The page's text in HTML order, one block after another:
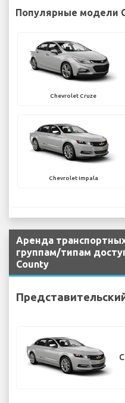
Популярные модели
Chevrolet Cruze
Chevrolet Impala
Аренда
группам/типам
County